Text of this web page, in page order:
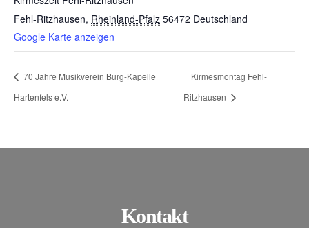
Fehl-Ritzhausen, Rheinland-Pfalz 56472 Deutschland
Google Karte anzeigen
70 Jahre Musikverein Burg-Kapelle
Hartenfels e.V.
Kirmesmontag Fehl-
Ritzhausen
Kontakt